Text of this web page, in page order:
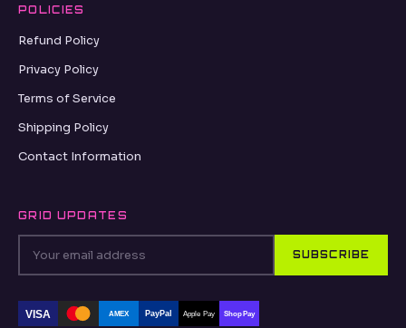
POLICIES
Refund Policy
Privacy Policy
Terms of Service
Shipping Policy
Contact Information
GRID UPDATES
SUBSCRIBE
VISA AMEX PayPal Apple Pay Shop Pay